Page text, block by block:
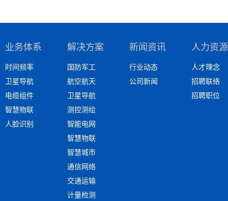
业务体系
时间频率
卫星导航
电缆组件
智慧物联
人脸识别
解决方案
国防军工
航空航天
卫星导航
测控测绘
智能电网
智慧物联
智慧城市
通信网络
交通运输
计量检测
新闻资讯
行业动态
公司新闻
人力资源
人才理念
招聘联络
招聘职位